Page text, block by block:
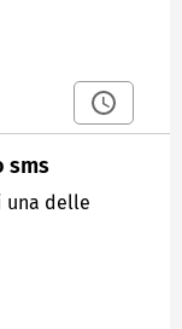
sms
una delle